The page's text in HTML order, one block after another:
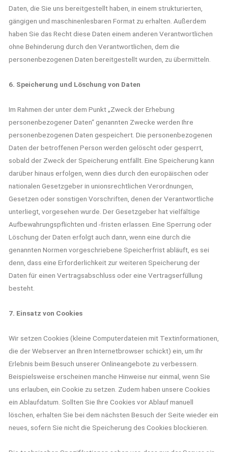
Daten, die Sie uns bereitgestellt haben, in einem strukturierten,
gängigen und maschinenlesbaren Format zu erhalten. Außerdem
haben Sie das Recht diese Daten einem anderen Verantwortlichen
ohne Behinderung durch den Verantwortlichen, dem die
personenbezogenen Daten bereitgestellt wurden, zu übermitteln.
6. Speicherung und Löschung von Daten
Im Rahmen der unter dem Punkt „Zweck der Erhebung
personenbezogener Daten“ genannten Zwecke werden Ihre
personenbezogenen Daten gespeichert. Die personenbezogenen
Daten der betroffenen Person werden gelöscht oder gesperrt,
sobald der Zweck der Speicherung entfällt. Eine Speicherung kann
darüber hinaus erfolgen, wenn dies durch den europäischen oder
nationalen Gesetzgeber in unionsrechtlichen Verordnungen,
Gesetzen oder sonstigen Vorschriften, denen der Verantwortliche
unterliegt, vorgesehen wurde. Der Gesetzgeber hat vielfältige
Aufbewahrungspflichten und -fristen erlassen. Eine Sperrung oder
Löschung der Daten erfolgt auch dann, wenn eine durch die
genannten Normen vorgeschriebene Speicherfrist abläuft, es sei
denn, dass eine Erforderlichkeit zur weiteren Speicherung der
Daten für einen Vertragsabschluss oder eine Vertragserfüllung
besteht.
7. Einsatz von Cookies
Wir setzen Cookies (kleine Computerdateien mit Textinformationen,
die der Webserver an Ihren Internetbrowser schickt) ein, um Ihr
Erlebnis beim Besuch unserer Onlineangebote zu verbessern.
Beispielsweise erscheinen manche Hinweise nur einmal, wenn Sie
uns erlauben, ein Cookie zu setzen. Zudem haben unsere Cookies
ein Ablaufdatum. Sollten Sie Ihre Cookies vor Ablauf manuell
löschen, erhalten Sie bei dem nächsten Besuch der Seite wieder ein
neues, sofern Sie nicht die Speicherung des Cookies blockieren.